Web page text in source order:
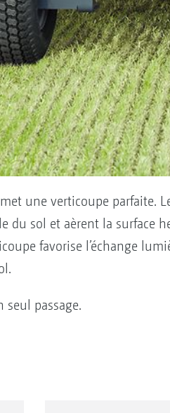
une verticoupe parfaite.
du sol et aèrent la surface
favorise l’échange
seul passage.